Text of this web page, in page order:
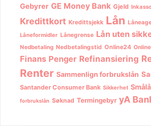
Gebyrer GE Money Bank Gjeld
Kredittkort Kredittsjekk Lån
Låneformidler Lånegrense Lån uten
Nedbetaling Nedbetalingstid Online24
Finans Penger Refinansiering
Renter Sammenlign forbrukslån
Santander Consumer Bank Sikkerhet
forbrukslån Søknad Termingebyr yA